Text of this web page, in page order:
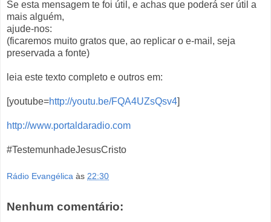
Se esta mensagem te foi útil, e achas que poderá ser útil a
mais alguém,
ajude-nos:
(ficaremos muito gratos que, ao replicar o e-mail, seja
preservada a fonte)
leia este texto completo e outros em:
[youtube=http://youtu.be/FQA4UZsQsv4]
http://www.portaldaradio.com
#TestemunhadeJesusCristo
Rádio Evangélica às 22:30
Nenhum comentário: